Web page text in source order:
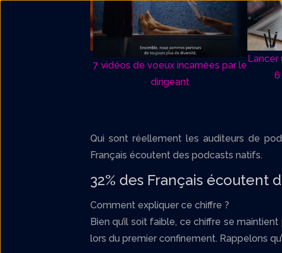
7 vidéos de voeux incarnées par le
dirigeant
Lancer un
6
Qui sont réellement les auditeurs de
Français écoutent des podcasts natifs.
32% des Français écoutent
Comment expliquer ce chiffre ?
Bien qu’il soit faible, ce chiffre se
lors du premier confinement. Rappelons